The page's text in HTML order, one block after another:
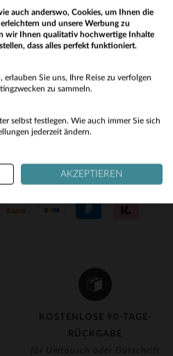
KOSTENLOSE 90-TAGE-
RÜCKGABE
für Umtausch oder Gutschrift
jack.de
PARTNER
No
auch anderswo, Cookies, um Ihnen die
und unsere Werbung zu
wir Ihnen qualitativ hochwertige Inhalte
dass alles perfekt funktioniert.
erlauben Sie uns, Ihre Reise zu verfolgen
zu sammeln.
selbst festlegen. Wie auch immer Sie sich
jederzeit ändern.
AKZEPTIEREN